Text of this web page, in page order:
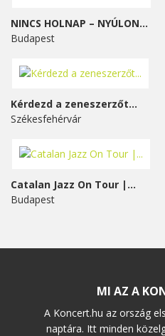
NINCS HOLNAP – NYÚLON...
Budapest
Kérdezd a zeneszerzőt...
Székesfehérvár
Catalan Jazz On Tour |...
Budapest
MI AZ A
A Koncert.hu az ország
naptára. Itt minden